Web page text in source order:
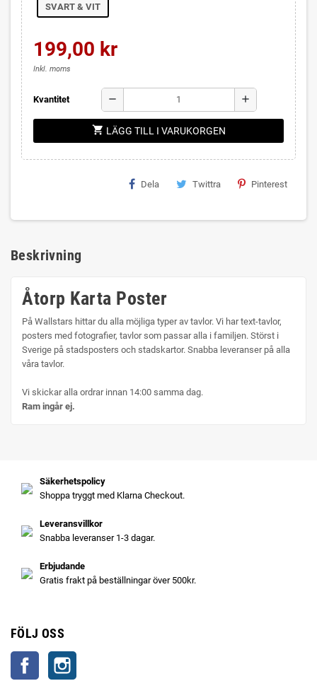
SVART & VIT
199,00 kr
Inkl. moms
Kvantitet remove add
shopping_cart LÄGG TILL I VARUKORGEN
Dela Twittra Pinterest
Beskrivning
Åtorp Karta Poster
På Wallstars hittar du alla möjliga typer av tavlor. Vi har text-tavlor,
posters med fotografier, tavlor som passar alla i familjen. Störst i
Sverige på stadsposters och stadskartor. Snabba leveranser på alla
våra tavlor.
Vi skickar alla ordrar innan 14:00 samma dag.
Ram ingår ej.
Säkerhetspolicy
Shoppa tryggt med Klarna Checkout.
Leveransvillkor
Snabba leveranser 1-3 dagar.
Erbjudande
Gratis frakt på beställningar över 500kr.
FÖLJ OSS
Facebook